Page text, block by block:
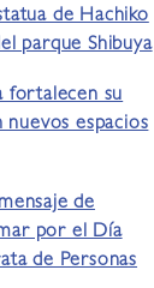
de Hachiko
parque Shibuya
fortalecen su
espacios
de
por el Día
de Personas